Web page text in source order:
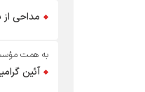
مداحی
به همت
آئین